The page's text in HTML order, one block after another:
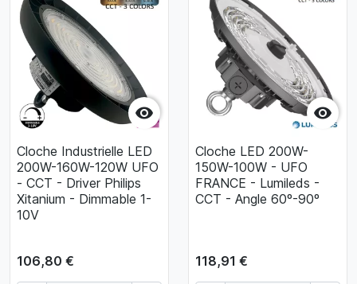

Cloche Industrielle LED
200W-160W-120W UFO
- CCT - Driver Philips
Xitanium - Dimmable 1-
10V
106,80 €

Cloche LED 200W-
150W-100W - UFO
FRANCE - Lumileds -
CCT - Angle 60º-90º
118,91 €